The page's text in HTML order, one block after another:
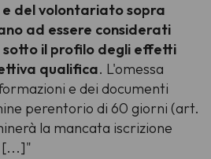
e del volontariato sopra
ad essere considerati
sotto il profilo degli effetti
qualifica. L'omessa
e dei documenti
perentorio di 60 giorni (art.
la mancata iscrizione
[...]"